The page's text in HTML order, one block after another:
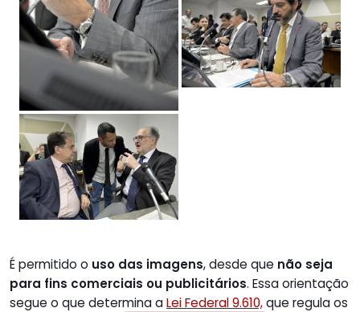
É permitido o uso das imagens, desde que não seja
para fins comerciais ou publicitários. Essa orientação
segue o que determina aLei Federal 9.610,que regula os